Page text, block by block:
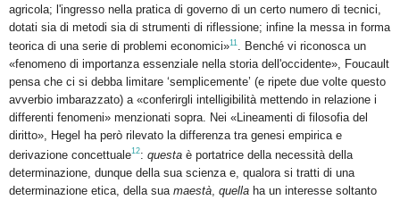
agricola; l'ingresso nella pratica di governo di un certo numero di tecnici,
dotati sia di metodi sia di strumenti di riflessione; infine la messa in forma
teorica di una serie di problemi economici»11. Benché vi riconosca un
«fenomeno di importanza essenziale nella storia dell'occidente», Foucault
pensa che ci si debba limitare ‘semplicemente’ (e ripete due volte questo
avverbio imbarazzato) a «conferirgli intelligibilità mettendo in relazione i
differenti fenomeni» menzionati sopra. Nei «Lineamenti di filosofia del
diritto», Hegel ha però rilevato la differenza tra genesi empirica e
derivazione concettuale12: questa è portatrice della necessità della
determinazione, dunque della sua scienza e, qualora si tratti di una
determinazione etica, della sua maestà quella ha un interesse soltanto